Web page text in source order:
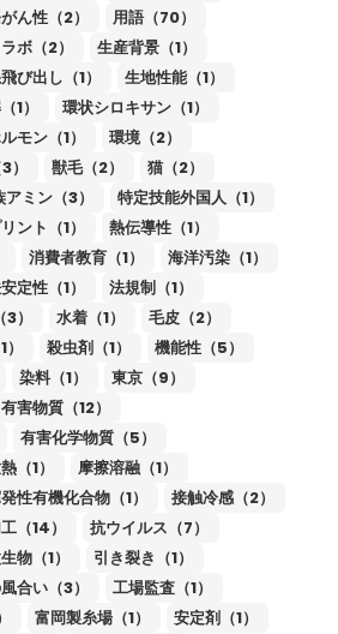
ん性（2）
用語（70）
ボ（2）
生産背景（1）
び出し（1）
生地性能（1）
1）
環状シロキサン（1）
モン（1）
環境（2）
獣毛（2）
猫（2）
ミン（3）
特定技能外国人（1）
ント（1）
熱伝導性（1）
消費者教育（1）
海洋汚染（1）
定性（1）
法規制（1）
） 水着（1）
毛皮（2）
殺虫剤（1）
機能性（5）
染料（1）
東京（9）
有害物質（12）
有害化学物質（5）
（1）
摩擦溶融（1）
性有機化合物（1）
接触冷感（2）
（14）
抗ウイルス（7）
物（1）
引き裂き（1）
合い（3）
工場監査（1）
富岡製糸場（1）
安定剤（1）